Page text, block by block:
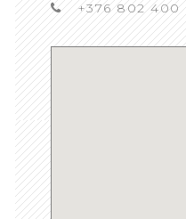
+376 802 400